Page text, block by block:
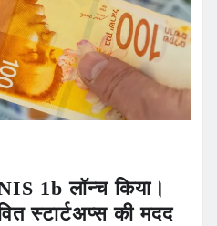
1b लॉन्च किया।
स्टार्टअप्स की मदद